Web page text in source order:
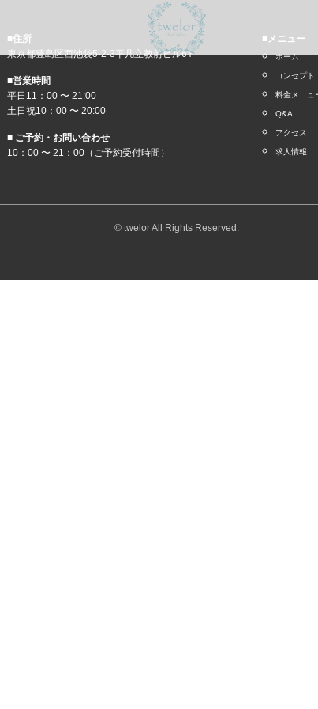
■住所
東京都豊島区西池袋5-2-3平凡立教前ビル6Ｆ
■営業時間
平日11：00 〜 21:00
土日祝10：00 〜 20:00
■ ご予約・お問い合わせ
10：00 〜 21：00（ご予約受付時間）
■メニュー
ホーム
コンセプト
料金メニュ
Q&A
アクセス
求人情報
© twelor All Rights Reserved.